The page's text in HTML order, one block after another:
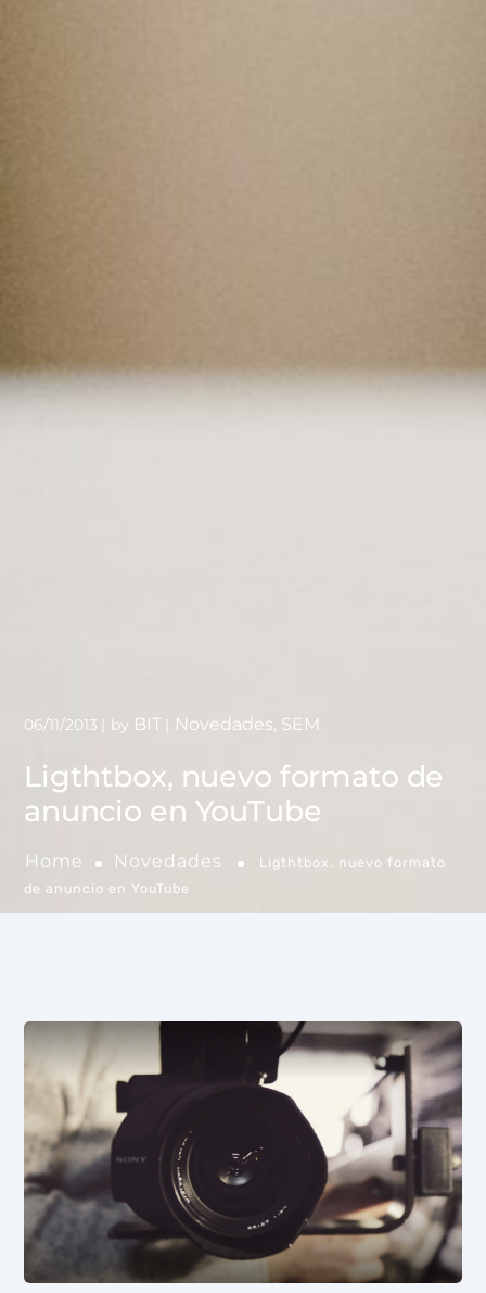
Ligthtbox, nuevo formato de
anuncio en YouTube
Home Novedades
Ligthtbox, nuevo formato
de anuncio en YouTube
06/11/2013 by BIT Novedades, SEM